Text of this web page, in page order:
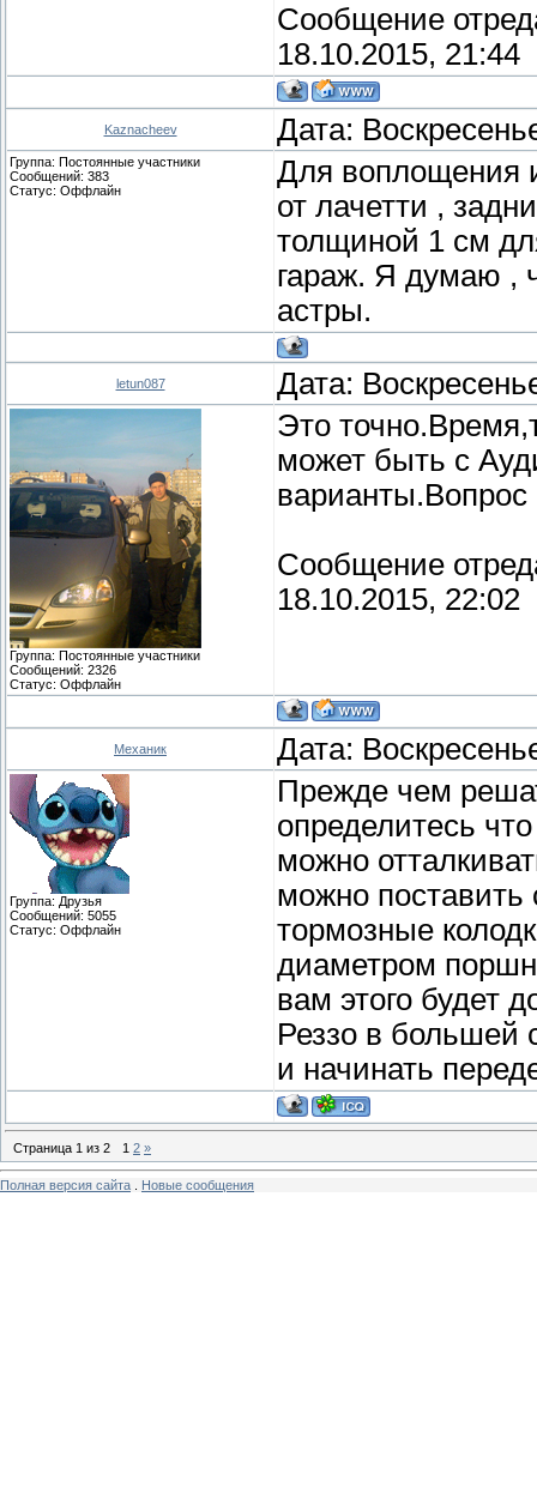
Сообщение
18.10.2015, 21:44
Kaznacheev Дата:
Группа: Постоянные участники
Сообщений: 383
Статус: Оффлайн
Для воплощения
от лачетти ,
толщиной 1 см
гараж. Я думаю ,
астры.
letun087 Дата:
Группа: Постоянные участники
Сообщений: 2326
Статус: Оффлайн
Это
может быть с
Сообщение
18.10.2015, 22:02
Механик Дата:
Группа: Друзья
Сообщений: 5055
Статус: Оффлайн
Прежде чем
определитесь
можно
можно поставить
тормозные
диаметром
вам этого будет
Реззо в большей
и начинать
Страница 1 из 2 1 2 »
Полная версия сайта Новые сообщения